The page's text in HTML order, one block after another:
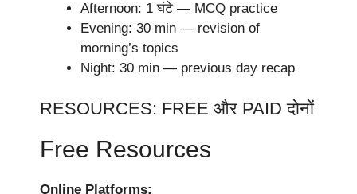
Afternoon: 1 घंटे — MCQ practice
Evening: 30 min — revision of
morning’s topics
Night: 30 min — previous day recap
RESOURCES: FREE और PAID दोनों
Free Resources
Online Platforms: